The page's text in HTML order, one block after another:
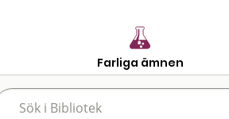
Farliga ämnen